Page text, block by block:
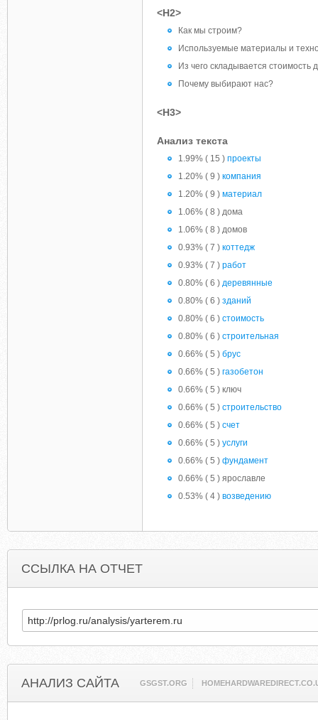
<H2>
Как мы строим?
Используемые материалы и
Из чего складывается стоимость
Почему выбирают нас?
<H3>
Анализ текста
1.99% ( 15 ) проекты
1.20% ( 9 ) компания
1.20% ( 9 ) материал
1.06% ( 8 ) дома
1.06% ( 8 ) домов
0.93% ( 7 ) коттедж
0.93% ( 7 ) работ
0.80% ( 6 ) деревянные
0.80% ( 6 ) зданий
0.80% ( 6 ) стоимость
0.80% ( 6 ) строительная
0.66% ( 5 ) брус
0.66% ( 5 ) газобетон
0.66% ( 5 ) ключ
0.66% ( 5 ) строительство
0.66% ( 5 ) счет
0.66% ( 5 ) услуги
0.66% ( 5 ) фундамент
0.66% ( 5 ) ярославле
0.53% ( 4 ) возведению
ССЫЛКА НА ОТЧЕТ
АНАЛИЗ САЙТА GSGST.ORG